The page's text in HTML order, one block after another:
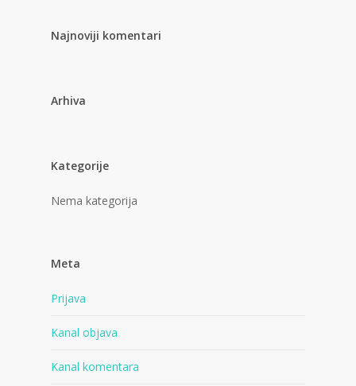
Najnoviji komentari
Arhiva
Kategorije
Nema kategorija
Meta
Prijava
Kanal objava
Kanal komentara